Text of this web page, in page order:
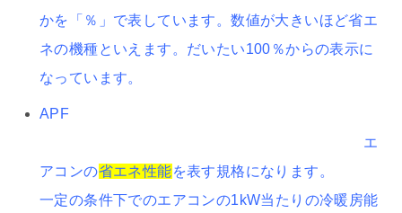
かを「％」で表しています。数値が大きいほど省エ
ネの機種といえます。だいたい100％からの表示に
なっています。
APF
エ
アコンの省エネ性能を表す規格になります。
一定の条件下でのエアコンの1kW当たりの冷暖房能